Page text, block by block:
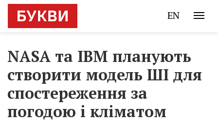
EN
NASA та IBM планують
створити модель ШІ для
спостереження за
погодою і кліматом